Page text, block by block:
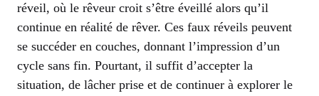
réveil, où le rêveur croit s’être éveillé alors qu’il
continue en réalité de rêver. Ces faux réveils peuvent
se succéder en couches, donnant l’impression d’un
cycle sans fin. Pourtant, il suffit d’accepter la
situation, de lâcher prise et de continuer à explorer le